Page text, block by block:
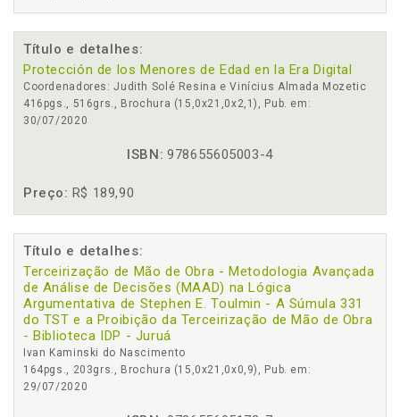
Título e detalhes:
Protección de los Menores de Edad en la Era Digital
Coordenadores: Judith Solé Resina e Vinícius Almada Mozetic
416pgs., 516grs., Brochura (15,0x21,0x2,1), Pub. em:
30/07/2020
ISBN: 978655605003-4
Preço: R$ 189,90
Título e detalhes:
Terceirização de Mão de Obra - Metodologia Avançada
de Análise de Decisões (MAAD) na Lógica
Argumentativa de Stephen E. Toulmin - A Súmula 331
do TST e a Proibição da Terceirização de Mão de Obra
- Biblioteca IDP - Juruá
Ivan Kaminski do Nascimento
164pgs., 203grs., Brochura (15,0x21,0x0,9), Pub. em:
29/07/2020